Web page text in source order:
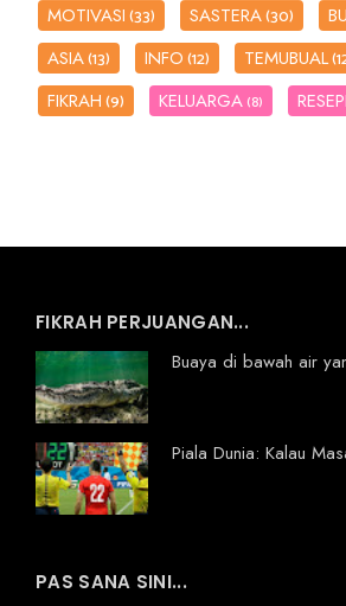
MOTIVASI(33) SASTERA(30)
ASIA(13) INFO(12) TEMUBUAL
FIKRAH(9) KELUARGA (8) RESEPI
FIKRAH PERJUANGAN...
Buaya di bawah air
Piala Dunia: Kalau
PAS SANA SINI...